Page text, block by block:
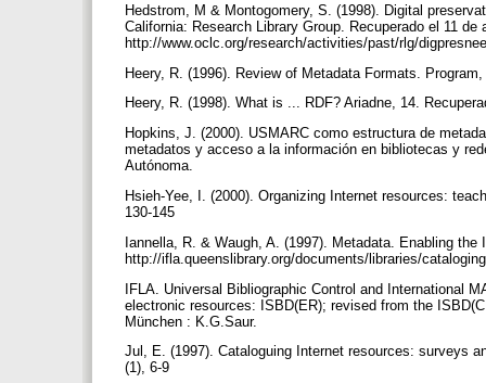
Hedstrom, M & Montogomery, S. (1998). Digital
California: Research Library Group. Recuperado el 11 de
http://www.oclc.org/research/activities/past/rlg/
Heery, R. (1996). Review of Metadata Formats.
Heery, R. (1998). What is ... RDF? Ariadne, 14.
Hopkins, J. (2000). USMARC como estructura de
metadatos y acceso a la información en bibliotecas y
Autónoma.
Hsieh-Yee, I. (2000). Organizing Internet resources:
130-145
Iannella, R. & Waugh, A. (1997). Metadata. Enabling
http://ifla.queenslibrary.org/documents/libraries/
IFLA. Universal Bibliographic Control and International
electronic resources: ISBD(ER); revised from the
München : K.G.Saur.
Jul, E. (1997). Cataloguing Internet resources: surveys
(1), 6-9